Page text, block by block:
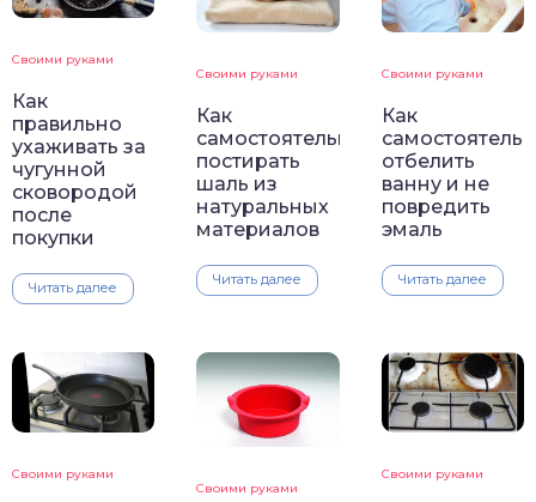
Своими руками
Как
правильно
ухаживать за
чугунной
сковородой
после
покупки
Читать далее
Своими руками
Как
самостоятельно
постирать
шаль из
натуральных
материалов
Читать далее
Своими руками
Как
отбелить
ванну и не
повредить
эмаль
Читать далее
Своими руками
Своими руками
Своими руками